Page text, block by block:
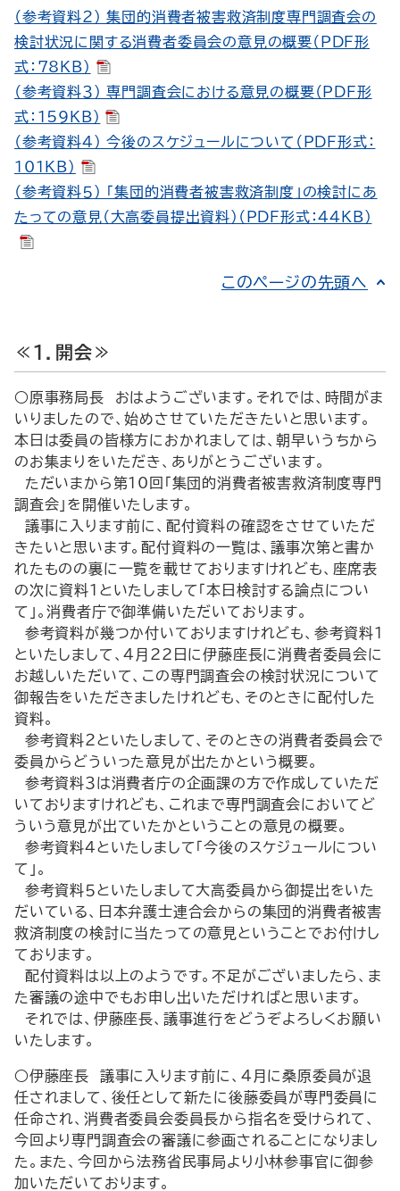
（参考資料２） 集団的消費者被害救済制度専門調査会の
検討状況に関する消費者委員会の意見の概要（PDF形
式：78KB）
（参考資料３） 専門調査会における意見の概要（PDF形
式：159KB）
（参考資料４） 今後のスケジュールについて（PDF形式：
101KB）
（参考資料５） 「集団的消費者被害救済制度」の検討にあ
たっての意見（大高委員提出資料）（PDF形式：44KB）
このページの先頭へ
≪１．開会≫
○原事務局長 おはようございます。それでは、時間がま
いりましたので、始めさせていただきたいと思います。
本日は委員の皆様方におかれましては、朝早いうちから
のお集まりをいただき、ありがとうございます。
ただいまから第10回「集団的消費者被害救済制度専門
調査会」を開催いたします。
議事に入ります前に、配付資料の確認をさせていただ
きたいと思います。配付資料の一覧は、議事次第と書か
れたものの裏に一覧を載せておりますけれども、座席表
の次に資料１といたしまして「本日検討する論点につい
て」。消費者庁で御準備いただいております。
参考資料が幾つか付いておりますけれども、参考資料１
といたしまして、４月22日に伊藤座長に消費者委員会に
お越しいただいて、この専門調査会の検討状況について
御報告をいただきましたけれども、そのときに配付した
資料。
参考資料２といたしまして、そのときの消費者委員会で
委員からどういった意見が出たかという概要。
参考資料３は消費者庁の企画課の方で作成していただ
いておりますけれども、これまで専門調査会においてど
ういう意見が出ていたかということの意見の概要。
参考資料４といたしまして「今後のスケジュールについ
て」。
参考資料５といたしまして大高委員から御提出をいた
だいている、日本弁護士連合会からの集団的消費者被害
救済制度の検討に当たっての意見ということでお付けし
ております。
配付資料は以上のようです。不足がございましたら、ま
た審議の途中でもお申し出いただければと思います。
それでは、伊藤座長、議事進行をどうぞよろしくお願い
いたします。
○伊藤座長 議事に入ります前に、４月に桑原委員が退
任されまして、後任として新たに後藤委員が専門委員に
任命され、消費者委員会委員長から指名を受けられて、
今回より専門調査会の審議に参画されることになりまし
た。また、今回から法務省民事局より小林参事官に御参
加いただいております。